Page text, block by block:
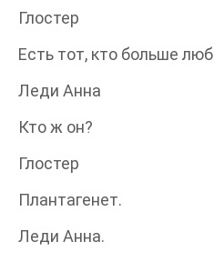
Глостер
Есть тот, кто больше
Леди Анна
Кто ж он?
Глостер
Плантагенет.
Леди Анна.